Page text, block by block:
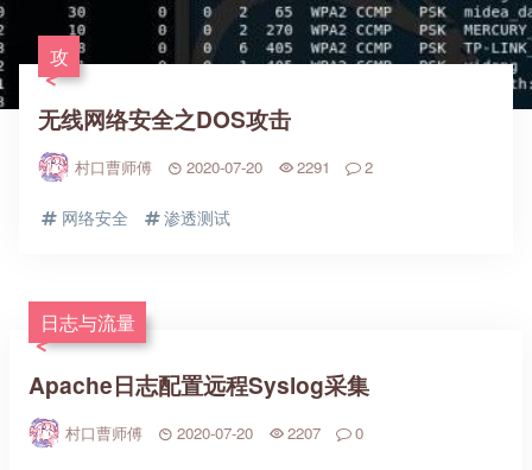
攻
无线网络安全之DOS攻击
村口曹师傅 2020-07-20 2291 2
网络安全 渗透测试
日志与流量
Apache日志配置远程Syslog采集
村口曹师傅 2020-07-20 2207 0